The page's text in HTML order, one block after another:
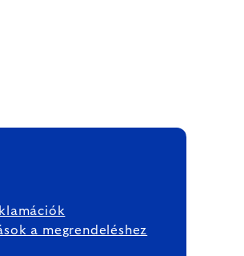
a megrendeléshez